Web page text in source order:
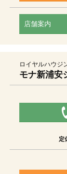
店舗案内
ロイヤルハウジ
モナ新浦安
定